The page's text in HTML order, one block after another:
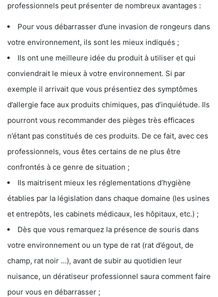
professionnels peut présenter de nombreux avantages :
Pour vous débarrasser d’une invasion de rongeurs dans
votre environnement, ils sont les mieux indiqués ;
Ils ont une meilleure idée du produit à utiliser et qui
conviendrait le mieux à votre environnement. Si par
exemple il arrivait que vous présentiez des symptômes
d’allergie face aux produits chimiques, pas d’inquiétude. Ils
pourront vous recommander des pièges très efficaces
n’étant pas constitués de ces produits. De ce fait, avec ces
professionnels, vous êtes certains de ne plus être
confrontés à ce genre de situation ;
Ils maitrisent mieux les réglementations d’hygiène
établies par la législation dans chaque domaine (les usines
et entrepôts, les cabinets médicaux, les hôpitaux, etc.) ;
Dès que vous remarquez la présence de souris dans
votre environnement ou un type de rat (rat d’égout, de
champ, rat noir …), avant de subir au quotidien leur
nuisance, un dératiseur professionnel saura comment faire
pour vous en débarrasser ;